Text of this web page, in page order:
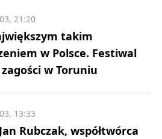
takim
w Polsce. Festiwal
w Toruniu
21:20
Rubczak, współtwórca
13:33